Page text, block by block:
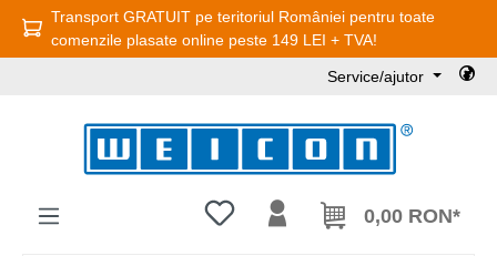
Sari la conținutul principal
Transport GRATUIT pe teritoriul României pentru toate
comenzile plasate online peste 149 LEI + TVA!
Service/ajutor
Aveți 0 articole din lista de dorințe
0,00 RON*